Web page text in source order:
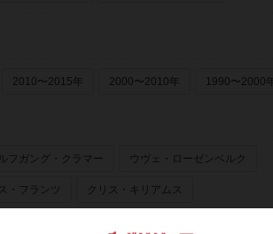
2010〜2015年 2000〜2010年 1990〜2000年
フガング・クラマー ウヴェ・ローゼンベルク
・フランツ クリス・キリアムス